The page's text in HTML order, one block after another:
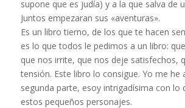
supone que es judía) y a la que salva de
Juntos empezaran sus «aventuras».
Es un libro tierno, de los que te hacen
es lo que todos le pedimos a un libro:
que nos irrite, que nos deje satisfechos,
tensión. Este libro lo consigue. Yo me he
segunda parte, esoy intrigadísima con lo
estos pequeños personajes.